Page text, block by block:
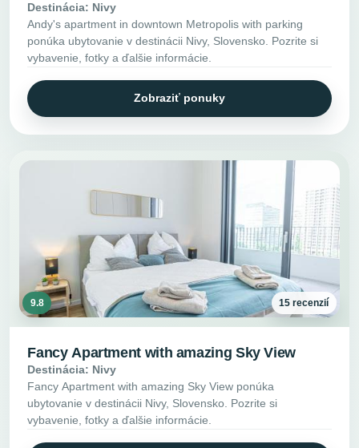
Destinácia: Nivy
Andy's apartment in downtown Metropolis with parking
ponúka ubytovanie v destinácii Nivy, Slovensko. Pozrite si
vybavenie, fotky a ďalšie informácie.
Zobraziť ponuky
9.8 15 recenzií
Fancy Apartment with amazing Sky View
Destinácia: Nivy
Fancy Apartment with amazing Sky View ponúka
ubytovanie v destinácii Nivy, Slovensko. Pozrite si
vybavenie, fotky a ďalšie informácie.